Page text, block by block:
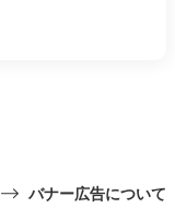
バナー広告について